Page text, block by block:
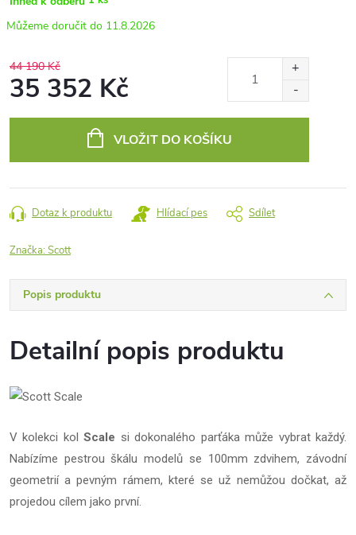
11.8.2026
44 190 Kč
35 352 Kč
VLOŽIT DO KOŠÍKU
Dotaz k produktu Hlídací pes Sdílet
Značka:Scott
Popis produktu
Detailní popis produktu
V kolekci kolScale si dokonalého parťáka může vybrat každý.
Nabízíme pestrou škálu modelů se 100mm zdvihem, závodní
geometrií a pevným rámem, které se už nemůžou dočkat, až
projedou cílem jako první.